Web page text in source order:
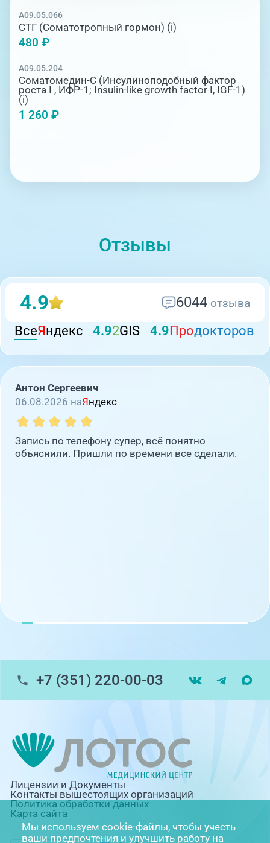
A09.05.066
СТГ (Соматотропный гормон) (i)
480 ₽
A09.05.204
Соматомедин-С (Инсулиноподобный фактор
роста I , ИФР-1; Insulin-like growth factor I, IGF-1)
(i)
1 260 ₽
Отзывы
4.9 6044отзыва
ВсеЯндекс 4.92GIS 4.9Продокторов
Антон Сергеевич
06.08.2026 наЯндекс
Запись по телефону супер, всё понятно
объяснили. Пришли по времени все сделали.
+7 (351) 220-00-03
Лицензии и Документы
Контакты вышестоящих организаций
Политика обработки данных
Карта сайта
Мы используем cookie-файлы, чтобы учесть
ваши предпочтения и улучшить работу на